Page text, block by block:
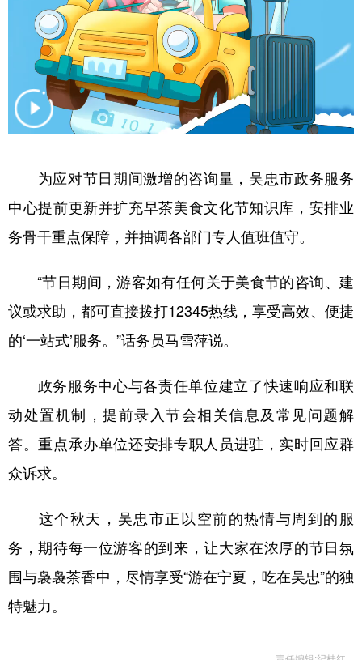
为应对节日期间激增的咨询量，吴忠市政务服务
中心提前更新并扩充早茶美食文化节知识库，安排业
务骨干重点保障，并抽调各部门专人值班值守。
“节日期间，游客如有任何关于美食节的咨询、建
议或求助，都可直接拨打12345热线，享受高效、便捷
的‘一站式’服务。”话务员马雪萍说。
政务服务中心与各责任单位建立了快速响应和联
动处置机制，提前录入节会相关信息及常见问题解
答。重点承办单位还安排专职人员进驻，实时回应群
众诉求。
这个秋天，吴忠市正以空前的热情与周到的服
务，期待每一位游客的到来，让大家在浓厚的节日氛
围与袅袅茶香中，尽情享受“游在宁夏，吃在吴忠”的独
特魅力。